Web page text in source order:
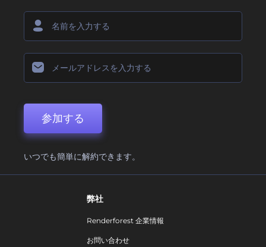
参加する
いつでも簡単に解約できます。
弊社
Renderforest 企業情報
お問い合わせ